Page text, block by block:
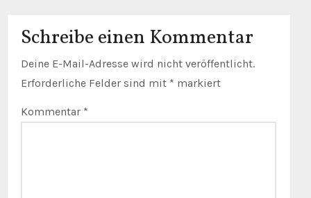
Schreibe einen Kommentar
Deine E-Mail-Adresse wird nicht veröffentlicht.
Erforderliche Felder sind mit * markiert
Kommentar *